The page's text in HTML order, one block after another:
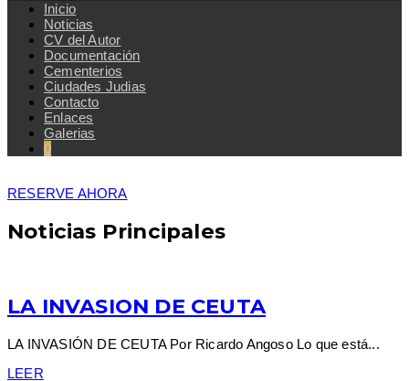
Inicio
Noticias
CV del Autor
Documentación
Cementerios
Ciudades Judias
Contacto
Enlaces
Galerias
0
RESERVE AHORA
Noticias Principales
LA INVASION DE CEUTA
LA INVASIÓN DE CEUTA Por Ricardo Angoso Lo que está...
LEER